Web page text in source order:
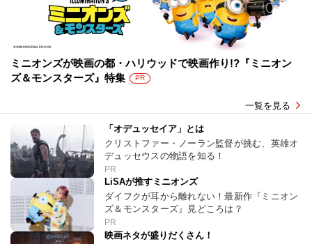
ミニオンズが映画の都・ハリウッドで映画作り!?『ミニオン
ズ＆モンスターズ』特集
PR
一覧を見る
「オデュッセイア」とは
クリストファー・ノーラン監督が挑む、英雄オ
デュッセウスの物語を知る！
PR
LiSAが推すミニオンズ
ダイフクが耳から離れない！最新作『ミニオン
ズ＆モンスターズ』見どころは？
PR
映画ネタが盛りだくさん！